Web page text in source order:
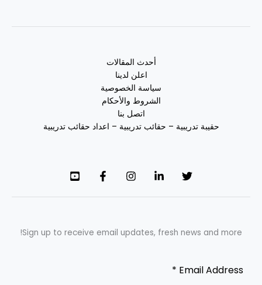
أحدث المقالات
اعلن لدينا
سياسة الخصوصية
الشروط والأحكام
اتصل بنا
حقيبة تدريبية – حقائب تدريبية – اعداد حقائب تدريبية
Sign up to receive email updates, fresh news and more!